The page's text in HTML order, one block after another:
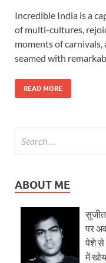
Incredible India is a
of multi-cultures,
moments of
seamed with
READ MORE
ABOUT ME
सुजीत
पर
पेशे से
में